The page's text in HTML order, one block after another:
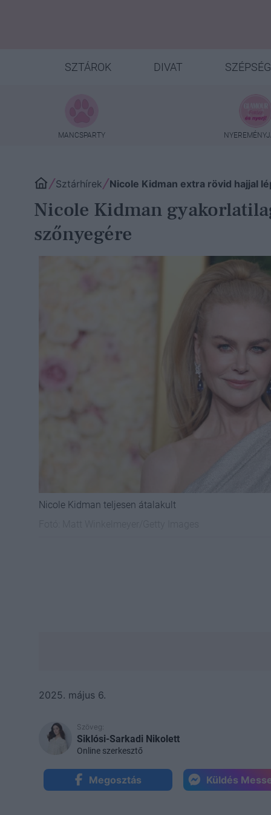
SZTÁROK DIVAT SZÉPSÉG
MANCSPARTY
Sztárhírek Nicole Kidman extra rövid hajjal
Nicole Kidman
szőnyegére
Nicole Kidman teljesen átalakult
2025. május 6.
Szöveg:
Siklósi-Sarkadi Nikolett
Online szerkesztő
Megosztás Küldés